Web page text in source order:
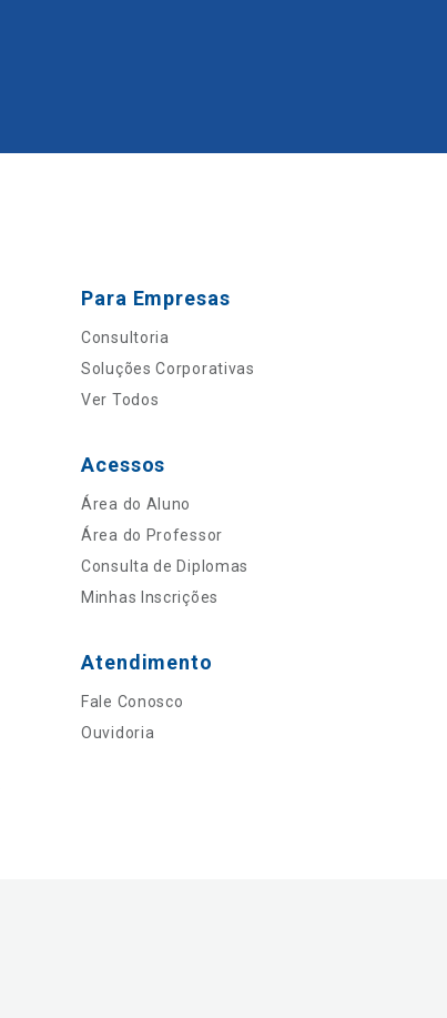
Para Empresas
Consultoria
Soluções Corporativas
Ver Todos
Acessos
Área do Aluno
Área do Professor
Consulta de Diplomas
Minhas Inscrições
Atendimento
Fale Conosco
Ouvidoria